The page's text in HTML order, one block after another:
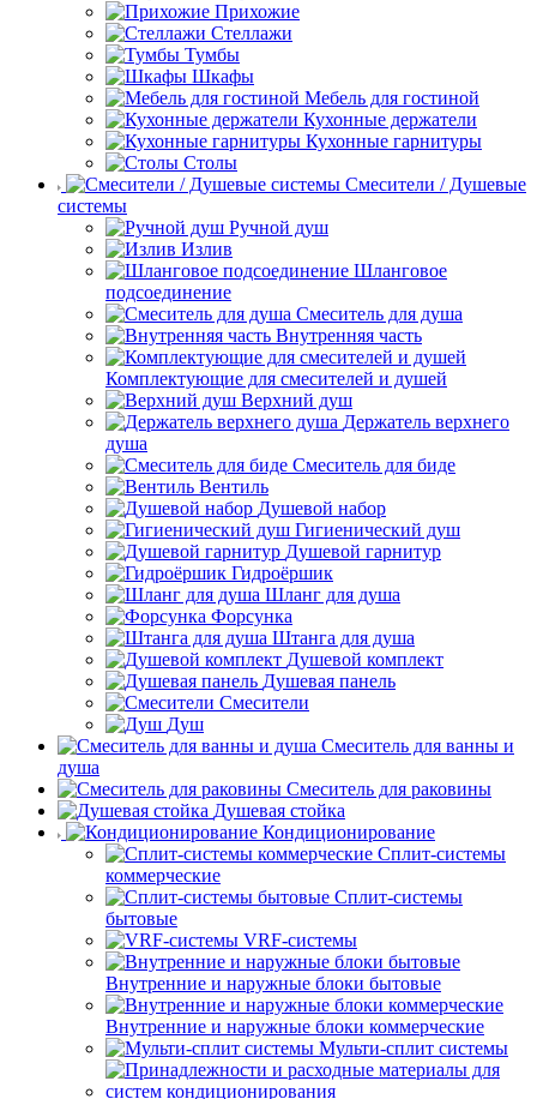
Прихожие
Стеллажи
Тумбы
Шкафы
Мебель для гостиной
Кухонные держатели
Кухонные гарнитуры
Столы
Смесители / Душевые
системы
Ручной душ
Излив
Шланговое
подсоединение
Смеситель для душа
Внутренняя часть
Комплектующие для смесителей и душей
Верхний душ
Держатель верхнего
душа
Смеситель для биде
Вентиль
Душевой набор
Гигиенический душ
Душевой гарнитур
Гидроёршик
Шланг для душа
Форсунка
Штанга для душа
Душевой комплект
Душевая панель
Смесители
Душ
Смеситель для ванны и
душа
Смеситель для раковины
Душевая стойка
Кондиционирование
Сплит-системы
коммерческие
Сплит-системы
бытовые
VRF-системы
Внутренние и наружные блоки бытовые
Внутренние и наружные блоки коммерческие
Мульти-сплит системы